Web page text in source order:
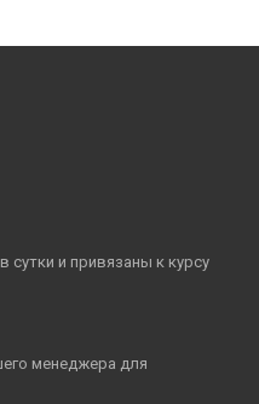
сутки и привязаны к курсу
менеджера для